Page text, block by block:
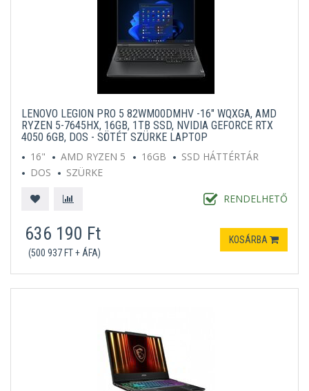
LENOVO LEGION PRO 5 82WM00DMHV -16" WQXGA, AMD
RYZEN 5-7645HX, 16GB, 1TB SSD, NVIDIA GEFORCE RTX
4050 6GB, DOS - SÖTÉT SZÜRKE LAPTOP
16"
AMD RYZEN 5 16GB
SSD HÁTTÉRTÁR
DOS
SZÜRKE
RENDELHETŐ
636 190 Ft
(500 937 FT + ÁFA)
KOSÁRBA